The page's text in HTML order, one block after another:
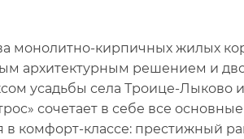
монолитно-кирпичных жилых
архитектурным решением и
усадьбы села Троице-Лыково
сочетает в себе все
в комфорт-классе: престижный